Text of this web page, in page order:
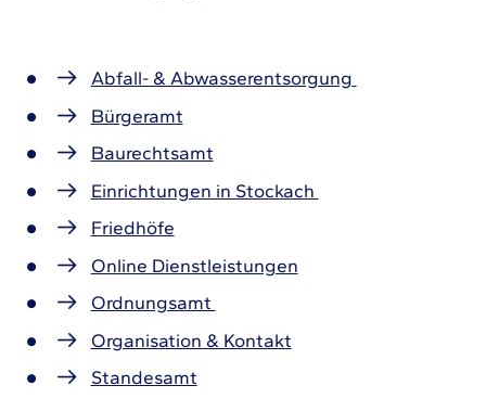
Abfall- & Abwasserentsorgung
Bürgeramt
Baurechtsamt
Einrichtungen in Stockach
Friedhöfe
Online Dienstleistungen
Ordnungsamt
Organisation & Kontakt
Standesamt